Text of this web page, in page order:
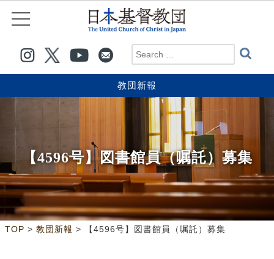
教団新報
【4596号】図書館員（嘱託）募集
TOP > 教団新報 > 【4596号】図書館員（嘱託）募集